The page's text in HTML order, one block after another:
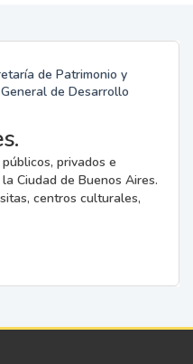
de Patrimonio y
de Desarrollo
privados e
Ciudad de Buenos Aires.
centros culturales,